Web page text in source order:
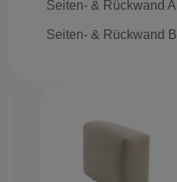
Seiten- & Rückwand A
Seiten- & Rückwand B